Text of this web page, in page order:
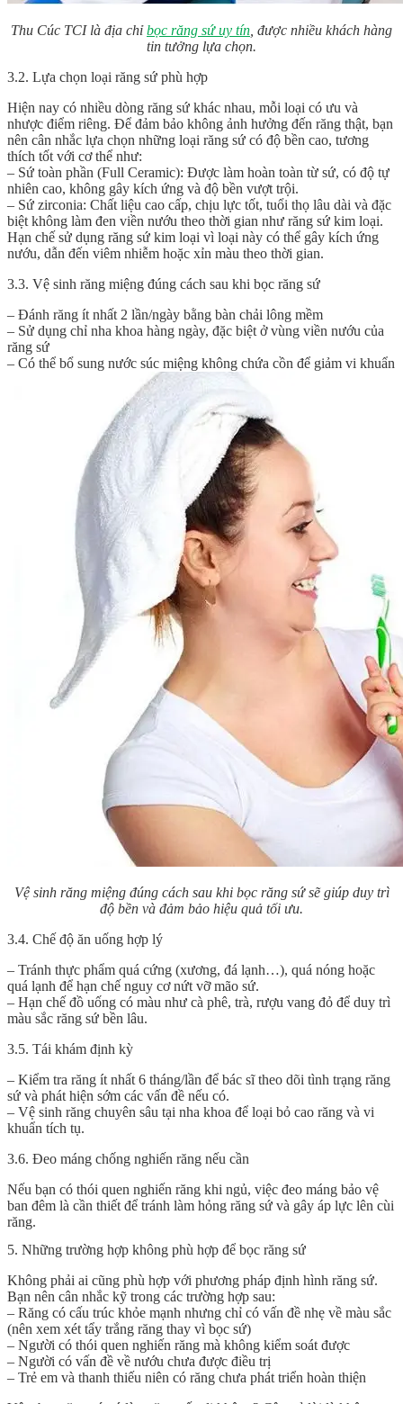
Thu Cúc TCI là địa chỉbọc răng sứ uy tín , được nhiều khách hàng
tin tưởng lựa chọn.
3.2. Lựa chọn loại răng sứ phù hợp
Hiện nay có nhiều dòng răng sứ khác nhau, mỗi loại có ưu và
nhược điểm riêng. Để đảm bảo không ảnh hưởng đến răng thật, bạn
nên cân nhắc lựa chọn những loại răng sứ có độ bền cao, tương
thích tốt với cơ thể như:
– Sứ toàn phần (Full Ceramic): Được làm hoàn toàn từ sứ, có độ tự
nhiên cao, không gây kích ứng và độ bền vượt trội.
– Sứ zirconia: Chất liệu cao cấp, chịu lực tốt, tuổi thọ lâu dài và đặc
biệt không làm đen viền nướu theo thời gian như răng sứ kim loại.
Hạn chế sử dụng răng sứ kim loại vì loại này có thể gây kích ứng
nướu, dẫn đến viêm nhiễm hoặc xỉn màu theo thời gian.
3.3. Vệ sinh răng miệng đúng cách sau khi bọc răng sứ
– Đánh răng ít nhất 2 lần/ngày bằng bàn chải lông mềm
– Sử dụng chỉ nha khoa hàng ngày, đặc biệt ở vùng viền nướu của
răng sứ
– Có thể bổ sung nước súc miệng không chứa cồn để giảm vi khuẩn
Vệ sinh răng miệng đúng cách sau khi bọc răng sứ sẽ giúp duy trì
độ bền và đảm bảo hiệu quả tối ưu.
3.4. Chế độ ăn uống hợp lý
– Tránh thực phẩm quá cứng (xương, đá lạnh…), quá nóng hoặc
quá lạnh để hạn chế nguy cơ nứt vỡ mão sứ.
– Hạn chế đồ uống có màu như cà phê, trà, rượu vang đỏ để duy trì
màu sắc răng sứ bền lâu.
3.5. Tái khám định kỳ
– Kiểm tra răng ít nhất 6 tháng/lần để bác sĩ theo dõi tình trạng răng
sứ và phát hiện sớm các vấn đề nếu có.
– Vệ sinh răng chuyên sâu tại nha khoa để loại bỏ cao răng và vi
khuẩn tích tụ.
3.6. Đeo máng chống nghiến răng nếu cần
Nếu bạn có thói quen nghiến răng khi ngủ, việc đeo máng bảo vệ
ban đêm là cần thiết để tránh làm hỏng răng sứ và gây áp lực lên cùi
răng.
5. Những trường hợp không phù hợp để bọc răng sứ
Không phải ai cũng phù hợp với phương pháp định hình răng sứ.
Bạn nên cân nhắc kỹ trong các trường hợp sau:
– Răng có cấu trúc khỏe mạnh nhưng chỉ có vấn đề nhẹ về màu sắc
(nên xem xét tẩy trắng răng thay vì bọc sứ)
– Người có thói quen nghiến răng mà không kiểm soát được
– Người có vấn đề về nướu chưa được điều trị
– Trẻ em và thanh thiếu niên có răng chưa phát triển hoàn thiện